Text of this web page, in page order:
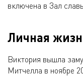
включена в Зал
Личная
Виктория вышла
Митчелла в ноябре